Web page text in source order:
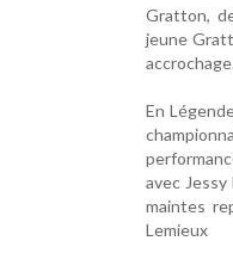
Gratton,
jeune
accrochage.
En
avec
maintes
Lemieux